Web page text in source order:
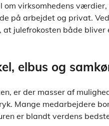
virksomhedens værdier,
på arbejdet og privat.
julefrokosten både
elbus og
er der masser af
Mange medarbejdere
er blandt verdens